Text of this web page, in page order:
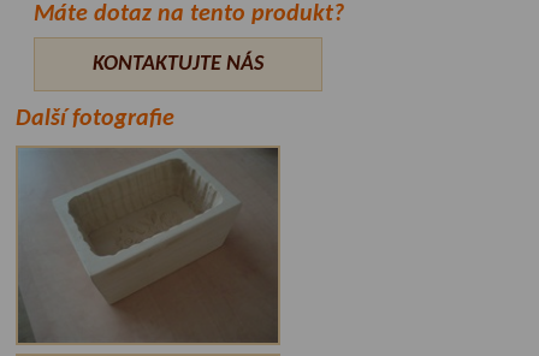
Máte dotaz na tento produkt?
KONTAKTUJTE NÁS
Další fotografie